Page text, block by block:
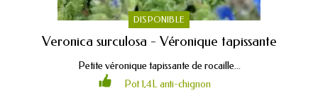
DISPONIBLE
Veronica surculosa - Véronique tapissante
Petite véronique tapissante de rocaille...
Pot 1,4L anti-chignon